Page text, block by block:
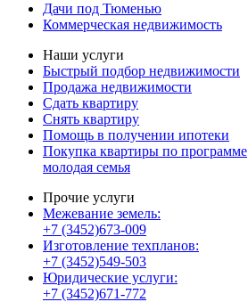
Дачи под Тюменью
Коммерческая недвижимость
Наши услуги
Быстрый подбор недвижимости
Продажа недвижимости
Сдать квартиру
Снять квартиру
Помощь в получении ипотеки
Покупка квартиры по программе
молодая семья
Прочие услуги
Межевание земель:
+7 (3452)673-009
Изготовление техпланов:
+7 (3452)549-503
Юридические услуги:
+7 (3452)671-772